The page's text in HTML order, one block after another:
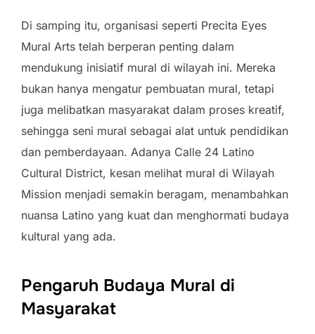
Di samping itu, organisasi seperti Precita Eyes
Mural Arts telah berperan penting dalam
mendukung inisiatif mural di wilayah ini. Mereka
bukan hanya mengatur pembuatan mural, tetapi
juga melibatkan masyarakat dalam proses kreatif,
sehingga seni mural sebagai alat untuk pendidikan
dan pemberdayaan. Adanya Calle 24 Latino
Cultural District, kesan melihat mural di Wilayah
Mission menjadi semakin beragam, menambahkan
nuansa Latino yang kuat dan menghormati budaya
kultural yang ada.
Pengaruh Budaya Mural di
Masyarakat